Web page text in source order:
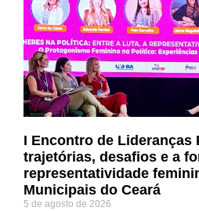
I Encontro de Lideranças
trajetórias, desafios e a
representatividade
Municipais do Ceará
5 de agosto de 2026